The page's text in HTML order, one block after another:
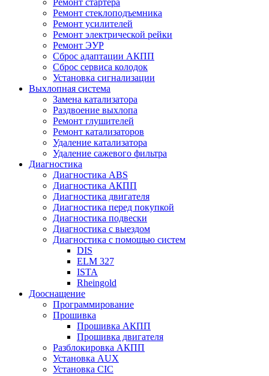
Ремонт стеклоподъемника
Ремонт усилителей
Ремонт электрической рейки
Ремонт ЭУР
Сброс адаптации АКПП
Сброс сервиса колодок
Установка сигнализации
Выхлопная система
Замена катализатора
Раздвоение выхлопа
Ремонт глушителей
Ремонт катализаторов
Удаление катализатора
Удаление сажевого фильтра
Диагностика
Диагностика ABS
Диагностика АКПП
Диагностика двигателя
Диагностика перед покупкой
Диагностика подвески
Диагностика с выездом
Диагностика с помощью систем
DIS
ELM 327
ISTA
Rheingold
Дооснащение
Программирование
Прошивка
Прошивка АКПП
Прошивка двигателя
Разблокировка АКПП
Установка AUX
Установка CIC